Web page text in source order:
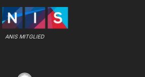
ANIS MITGLIED